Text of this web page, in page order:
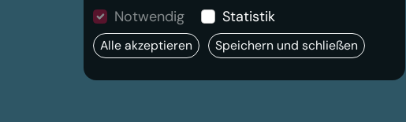
Notwendig
Statistik
Alle akzeptieren Speichern und schließen